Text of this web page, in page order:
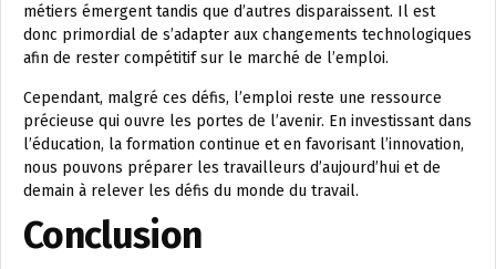
métiers émergent tandis que d’autres disparaissent. Il est
donc primordial de s’adapter aux changements technologiques
afin de rester compétitif sur le marché de l’emploi.
Cependant, malgré ces défis, l’emploi reste une ressource
précieuse qui ouvre les portes de l’avenir. En investissant dans
l’éducation, la formation continue et en favorisant l’innovation,
nous pouvons préparer les travailleurs d’aujourd’hui et de
demain à relever les défis du monde du travail.
Conclusion